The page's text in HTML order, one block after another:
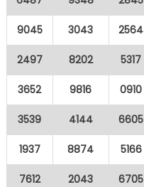
9045 3043 2564
2497 8202 5317
3652 9816 0910
3539 4144 6605
1937 8874 5166
7612 2043 6705